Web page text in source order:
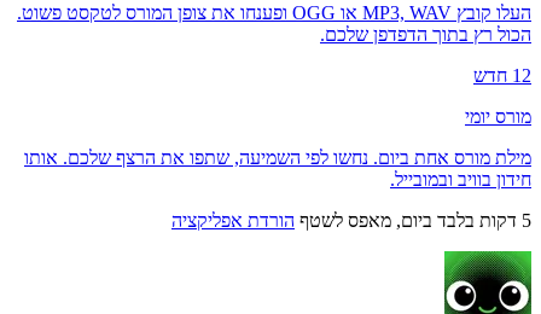
העלו קובץ MP3, WAV או OGG ופענחו את צופן המורס לטקסט פשוט.
הכול רץ בתוך הדפדפן שלכם.
12 חדש
מורס יומי
מילת מורס אחת ביום. נחשו לפי השמיעה, שתפו את הרצף שלכם. אותו
חידון בוויב ובמובייל.
5 דקות בלבד ביום, מאפס לשטף
הורדת אפליקציה